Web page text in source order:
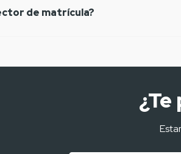
de matrícula?